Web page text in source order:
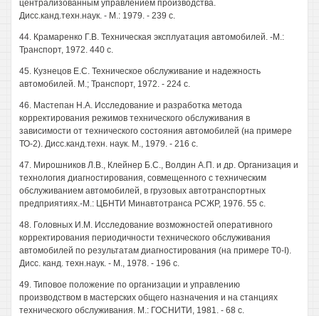
централизованным управлением производства.
Дисс.канд.техн.наук. - М.: 1979. - 239 с.
44. Крамаренко Г.В. Техническая эксплуатация автомобилей. -М.:
Транспорт, 1972. 440 с.
45. Кузнецов Е.С. Техническое обслуживание и надежность
автомобилей. М.; Транспорт, 1972. - 224 с.
46. Мастепан Н.А. Исследование и разработка метода
корректирования режимов технического обслуживания в
зависимости от технического состояния автомобилей (на примере
ТО-2). Дисс.канд.техн. наук. М., 1979. - 216 с.
47. Мирошников Л.В., Клейнер Б.С., Волдин А.П. и др. Организация и
технология диагностирования, совмещенного с техническим
обслуживанием автомобилей, в грузовых автотранспортных
предприятиях.-М.: ЦБНТИ Минавтотранса РСЖР, 1976. 55 с.
48. Головных И.М. Исследование возможностей оперативного
корректирования периодичности технического обслуживания
автомобилей по результатам диагностирования (на примере T0-I).
Дисс. канд. техн.наук. - М., 1978. - 196 с.
49. Типовое положение по организации и управлению
производством в мастерских общего назначения и на станциях
технического обслуживания. М.: ГОСНИТИ, 1981. - 68 с.